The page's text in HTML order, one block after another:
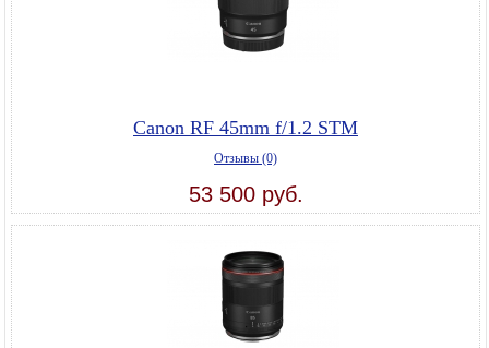
Canon RF 45mm f/1.2 STM
Отзывы (0)
53 500 руб.